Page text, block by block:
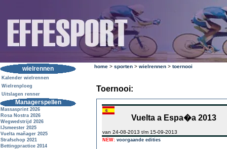
wielrennen
Kalender wielrennen
Wielrenploeg
Uitslagen renner
Managerspellen
Massasprint 2026
Rosa Nostra 2026
Wegwedstrijd 2026
IJsmeester 2025
Vuelta mañager 2025
Strafschop 2021
Bettingpractice 2014
home > sporten > wielrennen > toernooi
Toernooi:
Vuelta a Espa�a 2013
van 24-08-2013 t/m 15-09-2013
NEW: voorgaande edities